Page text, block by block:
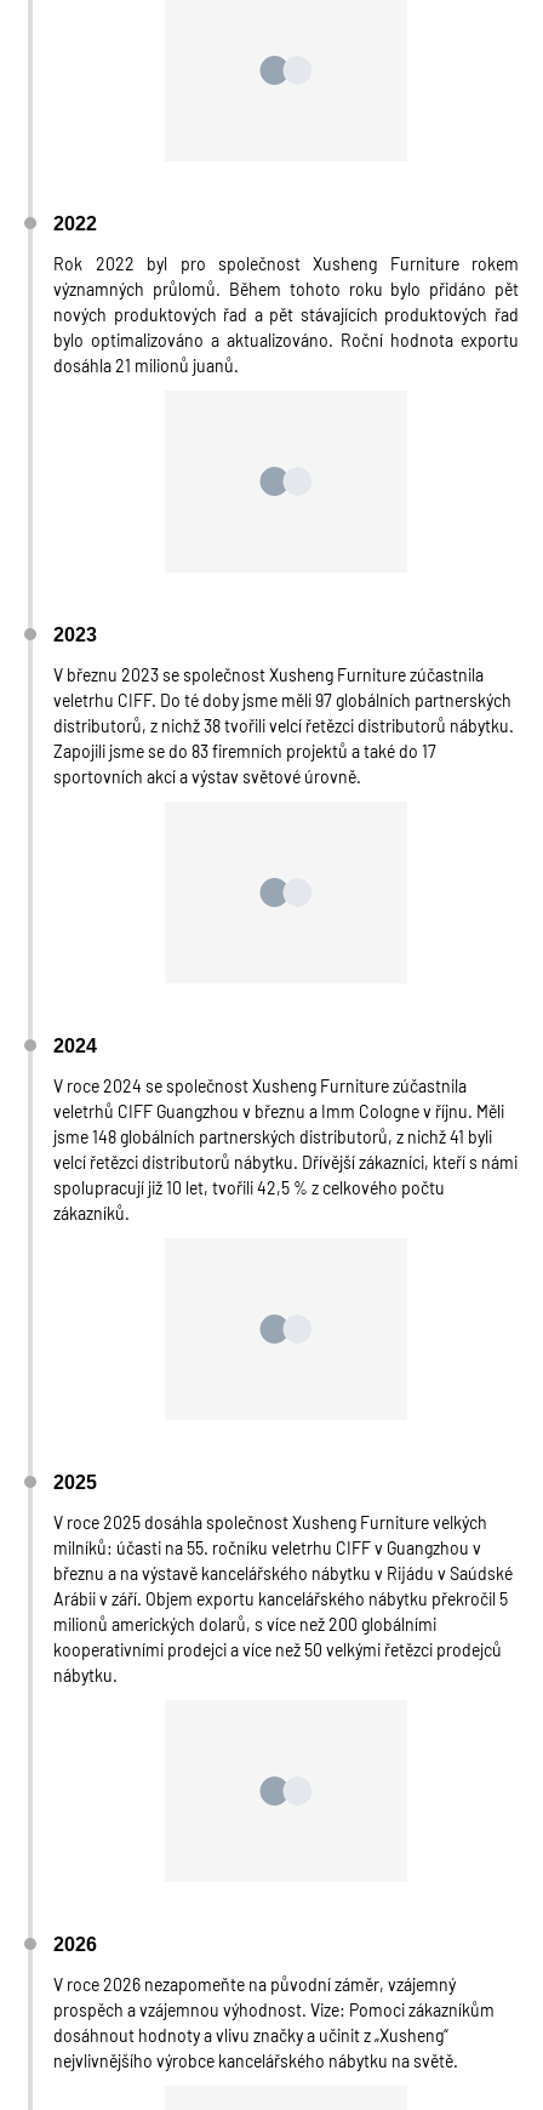
2022
Rok 2022 byl pro společnost Xusheng Furniture rokem
významných průlomů. Během tohoto roku bylo přidáno pět
nových produktových řad a pět stávajících produktových řad
bylo optimalizováno a aktualizováno. Roční hodnota exportu
dosáhla 21 milionů juanů.
2023
V březnu 2023 se společnost Xusheng Furniture zúčastnila
veletrhu CIFF. Do té doby jsme měli 97 globálních partnerských
distributorů, z nichž 38 tvořili velcí řetězci distributorů nábytku.
Zapojili jsme se do 83 firemních projektů a také do 17
sportovních akcí a výstav světové úrovně.
2024
V roce 2024 se společnost Xusheng Furniture zúčastnila
veletrhů CIFF Guangzhou v březnu a Imm Cologne v říjnu. Měli
jsme 148 globálních partnerských distributorů, z nichž 41 byli
velcí řetězci distributorů nábytku. Dřívější zákazníci, kteří s námi
spolupracují již 10 let, tvořili 42,5 % z celkového počtu
zákazníků.
2025
V roce 2025 dosáhla společnost Xusheng Furniture velkých
milníků: účasti na 55. ročníku veletrhu CIFF v Guangzhou v
březnu a na výstavě kancelářského nábytku v Rijádu v Saúdské
Arábii v září. Objem exportu kancelářského nábytku překročil 5
milionů amerických dolarů, s více než 200 globálními
kooperativními prodejci a více než 50 velkými řetězci prodejců
nábytku.
2026
V roce 2026 nezapomeňte na původní záměr, vzájemný
prospěch a vzájemnou výhodnost. Vize: Pomoci zákazníkům
dosáhnout hodnoty a vlivu značky a učinit z „Xusheng“
nejvlivnějšího výrobce kancelářského nábytku na světě.